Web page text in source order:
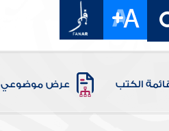
الكتب عرض موضوعي